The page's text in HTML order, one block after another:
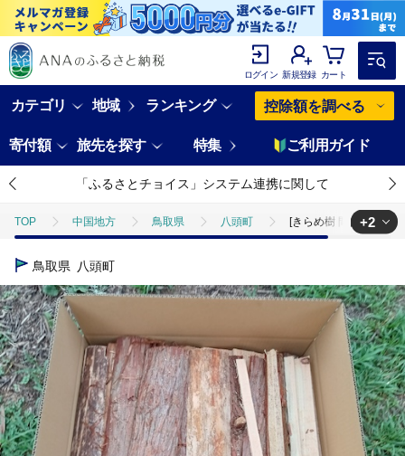
ログイン 新規登録 カート
カテゴリ 地域 ランキング 控除額を調べる
寄付額 旅先を探す 特集 ご利用ガイド
「ふるさとチョイス」システム連携に関して
TOP 中国地方 鳥取県 八頭町 [きらめ樹 間伐材] 薪・
TOP
TOP 日用品・雑貨 ほかの雑貨・日用品 [きらめ樹 間伐材]
+2
鳥取県 八頭町